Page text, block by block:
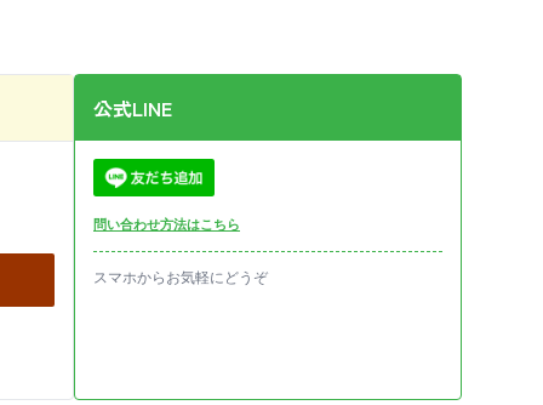
公式LINE
問い合わせ方法はこちら
スマホからお気軽にどうぞ